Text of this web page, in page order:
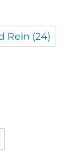
Rein (24)